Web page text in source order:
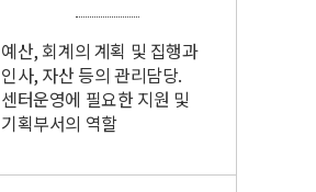
예산, 회계의 계획 및​ 집행과
인사, 자산 등의​ 관리담당.
센터운영에​ 필요한 지원 및​
기획부서의 역할​